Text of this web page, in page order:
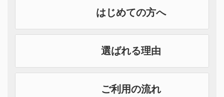
はじめての方へ
選ばれる理由
ご利用の流れ